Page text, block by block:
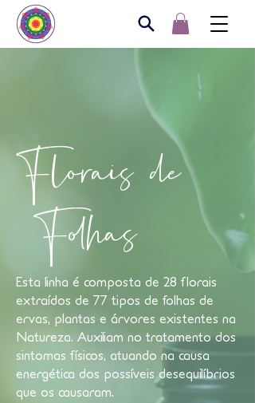
Florais de
Folhas
Esta linha é composta de 28 florais
extraídos de 77 tipos de folhas de
ervas, plantas e árvores existentes na
Natureza. Auxiliam no tratamento dos
sintomas físicos, atuando na causa
energética dos possíveis desequilíbrios
que os causaram.